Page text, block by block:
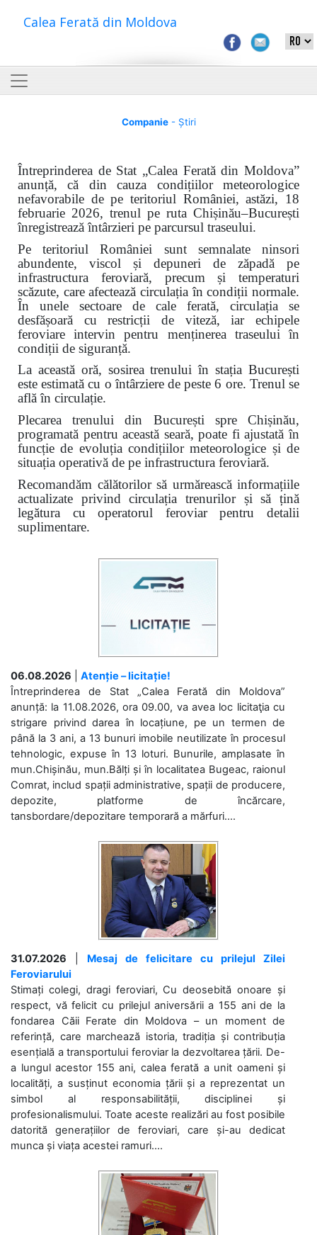
Calea Ferată din Moldova
Companie- Știri
Întreprinderea de Stat „Calea Ferată din Moldova”
anunță, că din cauza condițiilor meteorologice
nefavorabile de pe teritoriul României, astăzi, 18
februarie 2026, trenul pe ruta Chișinău–București
înregistrează întârzieri pe parcursul traseului.
Pe teritoriul României sunt semnalate ninsori
abundente, viscol și depuneri de zăpadă pe
infrastructura feroviară, precum și temperaturi
scăzute, care afectează circulația în condiții normale.
În unele sectoare de cale ferată, circulația se
desfășoară cu restricții de viteză, iar echipele
feroviare intervin pentru menținerea traseului în
condiții de siguranță.
La această oră, sosirea trenului în stația București
este estimată cu o întârziere de peste 6 ore. Trenul se
află în circulație.
Plecarea trenului din București spre Chișinău,
programată pentru această seară, poate fi ajustată în
funcție de evoluția condițiilor meteorologice și de
situația operativă de pe infrastructura feroviară.
Recomandăm călătorilor să urmărească informațiile
actualizate privind circulația trenurilor și să țină
legătura cu operatorul feroviar pentru detalii
suplimentare.
06.08.2026
Atenție – licitație!
Întreprinderea de Stat „Calea Ferată din Moldova”
anunță: la 11.08.2026, ora 09.00, va avea loc licitaţia cu
strigare privind darea în locațiune, pe un termen de
până la 3 ani, a 13 bunuri imobile neutilizate în procesul
tehnologic, expuse în 13 loturi. Bunurile, amplasate în
mun.Chișinău, mun.Bălți și în localitatea Bugeac, raionul
Comrat, includ spații administrative, spații de producere,
depozite, platforme de încărcare,
tansbordare/depozitare temporară a mărfuri....
31.07.2026
Mesaj de felicitare cu prilejul Zilei
Feroviarului
Stimați colegi, dragi feroviari, Cu deosebită onoare și
respect, vă felicit cu prilejul aniversării a 155 ani de la
fondarea Căii Ferate din Moldova – un moment de
referință, care marchează istoria, tradiția și contribuția
esențială a transportului feroviar la dezvoltarea țării. De-
a lungul acestor 155 ani, calea ferată a unit oameni și
localități, a susținut economia țării și a reprezentat un
simbol al responsabilității, disciplinei și
profesionalismului. Toate aceste realizări au fost posibile
datorită generațiilor de feroviari, care și-au dedicat
munca și viața acestei ramuri....